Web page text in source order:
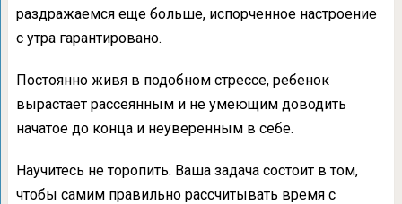
раздражаемся еще больше, испорченное настроение
с утра гарантировано.
Постоянно живя в подобном стрессе, ребенок
вырастает рассеянным и не умеющим доводить
начатое до конца и неуверенным в себе.
Научитесь не торопить. Ваша задача состоит в том,
чтобы самим правильно рассчитывать время с